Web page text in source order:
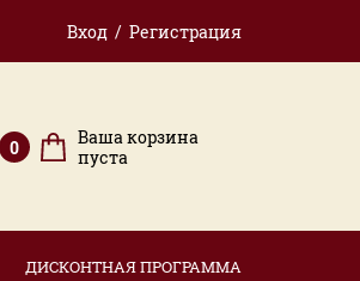
Вход / Регистрация
0
Ваша корзина
пуста
ДИСКОНТНАЯ ПРОГРАММА